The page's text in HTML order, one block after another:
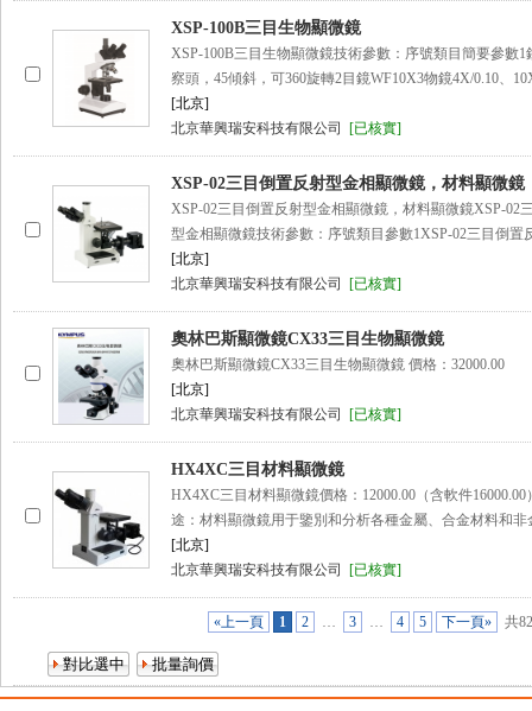
XSP-100B三目生物顯微鏡
XSP-100B三目生物顯微鏡技術參數：序號類目簡要參數1
察頭，45傾斜，可360旋轉2目鏡WF10X3物鏡4X/0.10、
[北京]
北京華興瑞安科技有限公司
[已核實]
XSP-02三目倒置反射型金相顯微鏡，材料顯微鏡
XSP-02三目倒置反射型金相顯微鏡，材料顯微鏡XSP-02
型金相顯微鏡技術參數：序號類目參數1XSP-02三目倒置
[北京]
北京華興瑞安科技有限公司
[已核實]
奧林巴斯顯微鏡CX33三目生物顯微鏡
奧林巴斯顯微鏡CX33三目生物顯微鏡 價格：32000.00
[北京]
北京華興瑞安科技有限公司
[已核實]
HX4XC三目材料顯微鏡
HX4XC三目材料顯微鏡價格：12000.00（含軟件16000.00
途：材料顯微鏡用于鑒別和分析各種金屬、合金材料和非
[北京]
北京華興瑞安科技有限公司
[已核實]
«上一頁 1 2 … 3 … 4 5 下一頁» 共